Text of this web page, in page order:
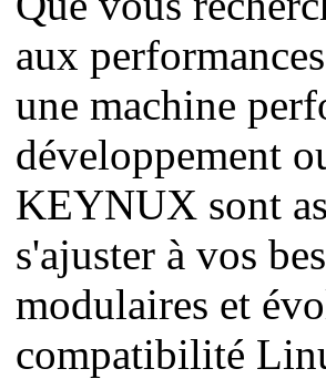
aux
une machine
développement
KEYNUX sont
s'ajuster à vos
modulaires et
compatibilité